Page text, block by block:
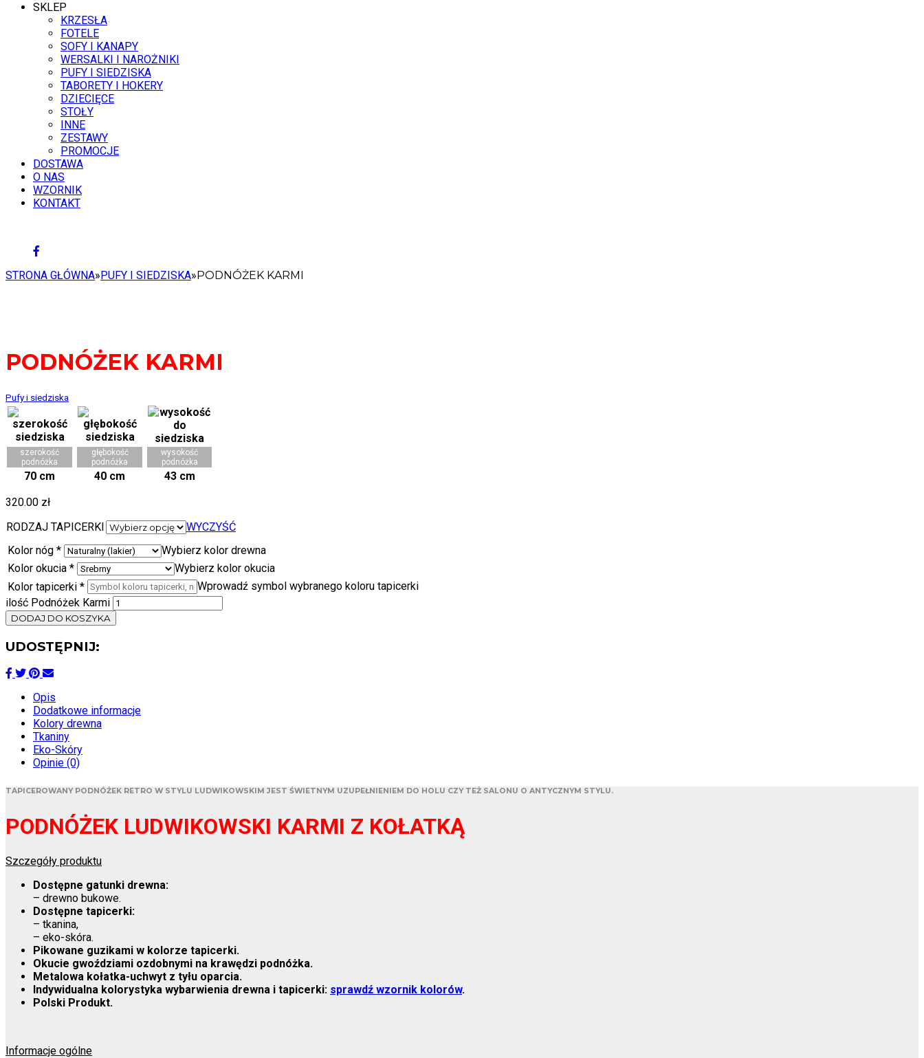
SKLEP
KRZESŁA
FOTELE
SOFY I KANAPY
WERSALKI I NAROŻNIKI
PUFY I SIEDZISKA
TABORETY I HOKERY
DZIECIĘCE
STOŁY
INNE
ZESTAWY
PROMOCJE
DOSTAWA
O NAS
WZORNIK
KONTAKT
STRONA GŁÓWNA»PUFY I SIEDZISKA»PODNÓŻEK KARMI
PODNÓŻEK KARMI
Pufy i siedziska
szerokość
podnóżka
głębokość
podnóżka
wysokość
podnóżka
70 cm 40 cm
43 cm
320.00 zł
RODZAJ TAPICERKI
WYCZYŚĆ
Kolor nóg *
Wybierz kolor drewna
Kolor okucia *
Wybierz kolor okucia
Kolor tapicerki *
Wprowadź symbol wybranego koloru tapicerki
ilość Podnóżek Karmi
DODAJ DO KOSZYKA
UDOSTĘPNIJ:
Opis
Dodatkowe informacje
Kolory drewna
Tkaniny
Eko-Skóry
Opinie (0)
TAPICEROWANY PODNÓŻEK RETRO W STYLU LUDWIKOWSKIM JEST ŚWIETNYM UZUPEŁNIENIEM DO HOLU CZY TEŻ SALONU O ANTYCZNYM STYLU.
PODNÓŻEK LUDWIKOWSKI KARMI Z KOŁATKĄ
Szczegóły produktu
Dostępne gatunki drewna:
– drewno bukowe.
Dostępne tapicerki:
– tkanina,
– eko-skóra.
Pikowane guzikami w kolorze tapicerki.
Okucie gwoździami ozdobnymi na krawędzi podnóżka.
Metalowa kołatka-uchwyt z tyłu oparcia.
Indywidualna kolorystyka wybarwienia drewna i tapicerki: sprawdź wzornik kolorów.
Polski Produkt.
Informacje ogólne